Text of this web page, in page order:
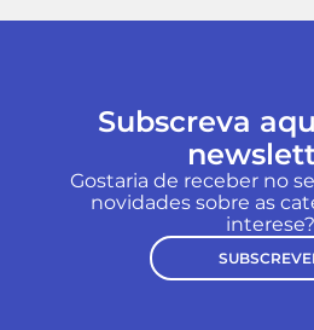
Subscreva
Gostaria de receber no
novidades sobre as
interese?